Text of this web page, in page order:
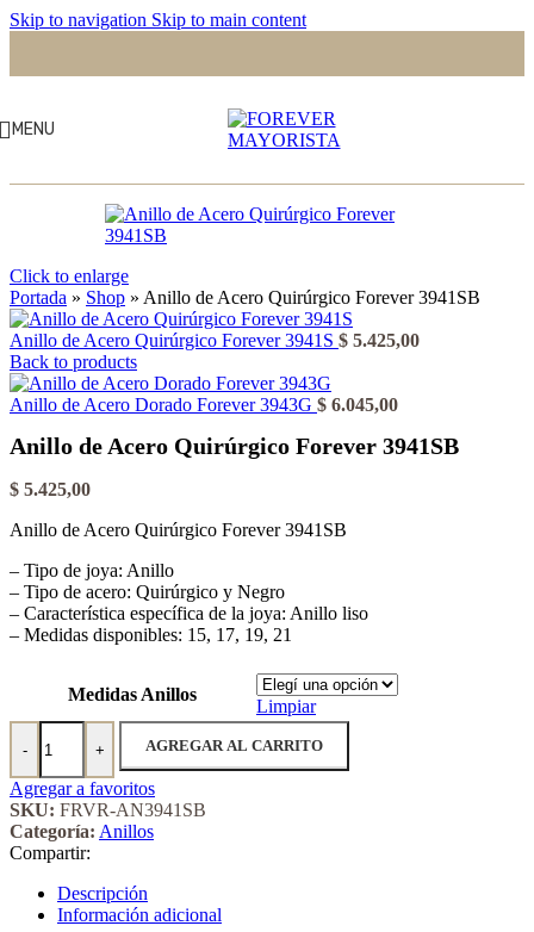
Skip to navigation Skip to main content
MENU
Click to enlarge
Portada » Shop » Anillo de Acero Quirúrgico Forever 3941SB
Anillo de Acero Quirúrgico Forever 3941S $ 5.425,00
Back to products
Anillo de Acero Dorado Forever 3943G $ 6.045,00
Anillo de Acero Quirúrgico Forever 3941SB
$ 5.425,00
Anillo de Acero Quirúrgico Forever 3941SB
– Tipo de joya: Anillo
– Tipo de acero: Quirúrgico y Negro
– Característica específica de la joya: Anillo liso
– Medidas disponibles: 15, 17, 19, 21
Medidas Anillos
Limpiar
-
Anillo de Acero Quirúrgico Forever 3941SB cantidad
+ AGREGAR AL CARRITO
Agregar a favoritos
SKU: FRVR-AN3941SB
Categoría: Anillos
Compartir:
Descripción
Información adicional